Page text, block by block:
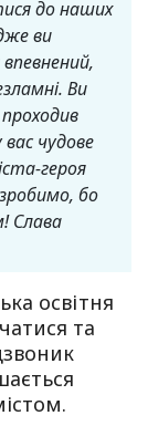
до наших
ви
Ви
чудове
героя
бо
Слава
освітня
та